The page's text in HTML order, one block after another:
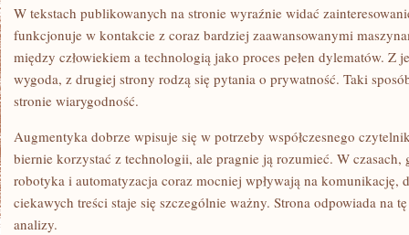
W tekstach publikowanych na stronie wyraźnie widać
funkcjonuje w kontakcie z coraz bardziej zaawansowanymi
między człowiekiem a technologią jako proces pełen dylematów. Z
wygoda, z drugiej strony rodzą się pytania o prywatność. Taki
stronie wiarygodność.
Augmentyka dobrze wpisuje się w potrzeby współczesnego
biernie korzystać z technologii, ale pragnie ją rozumieć. W czasach,
robotyka i automatyzacja coraz mocniej wpływają na komunikację,
ciekawych treści staje się szczególnie ważny. Strona odpowiada na
analizy.